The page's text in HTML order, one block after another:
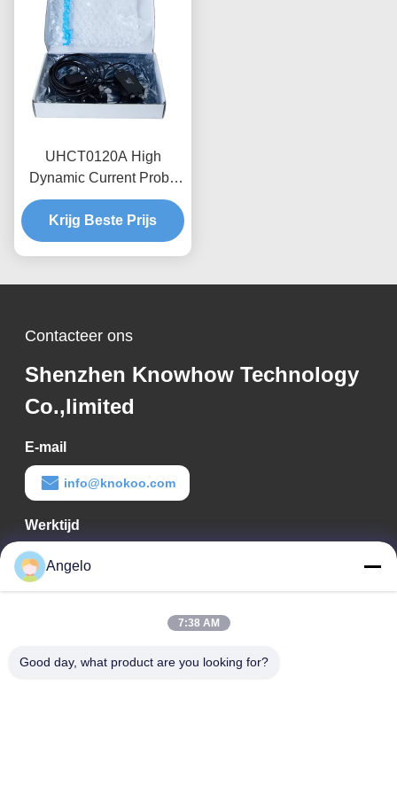
UHCT0120A High
Dynamic Current Probe
0.12kA Peak 70%/ms
Verdunning, Anti-
interferentieontwerp
Krijg Beste Prijs
Contacteer ons
Shenzhen Knowhow Technology
Co.,limited
E-mail
info@knokoo.com
Werktijd
08:00-18:00
Ons adres
Street, Longhua District, Shenzhen City, provincie Guangdong
Angelo
7:38 AM
Good day, what product are you looking for?